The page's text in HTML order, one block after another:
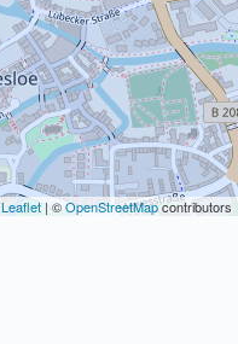
Leaflet | ©OpenStreetMapcontributors